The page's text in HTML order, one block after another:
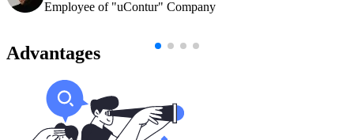
Employee of "uContur" Company
Advantages